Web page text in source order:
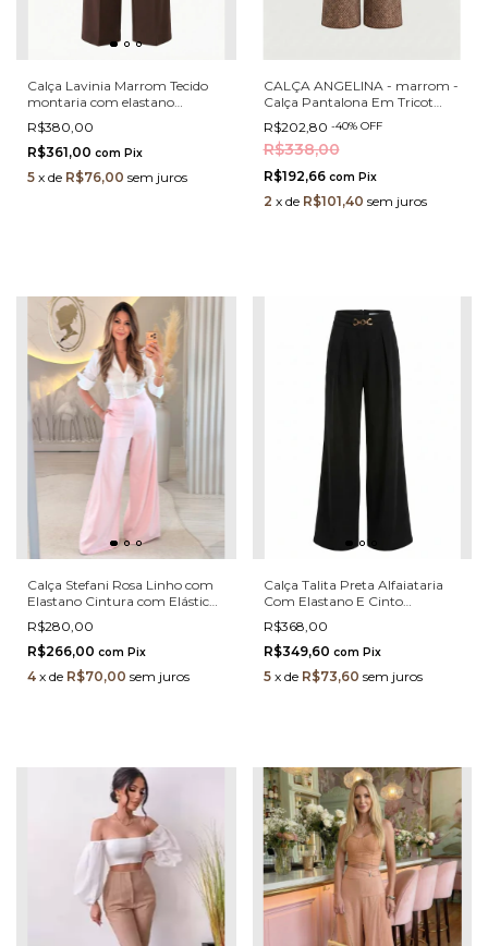
Calça Lavinia Marrom Tecido
montaria com elastano
modelagem alfaiataria Corte
Reto com Vinco Frontal e Cinto
– Modelagem Premium e
Conforto Elegante
R$380,00
R$361,00 com Pix
5 x de R$76,00 sem juros
CALÇA ANGELINA - marrom -
Calça Pantalona Em Tricot
Chevron Com Bolsos Cargo E
Acabamento Contrastante
R$202,80 -40% OFF
R$338,00
R$192,66 com Pix
2 x de R$101,40 sem juros
Calça Stefani Rosa Linho com
Elastano Cintura com Elástico
Atrás
R$280,00
R$266,00 com Pix
4 x de R$70,00 sem juros
Calça Talita Preta Alfaiataria
Com Elastano E Cinto
Dourado
R$368,00
R$349,60 com Pix
5 x de R$73,60 sem juros